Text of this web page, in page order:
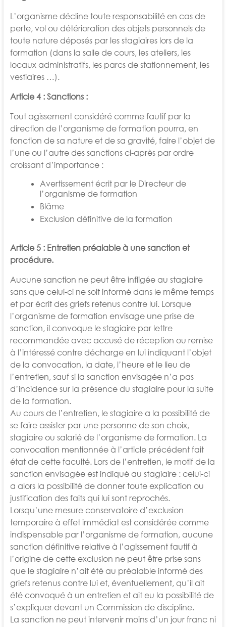
L’organisme décline toute responsabilité en cas de
perte, vol ou détérioration des objets personnels de
toute nature déposés par les stagiaires lors de la
formation (dans la salle de cours, les ateliers, les
locaux administratifs, les parcs de stationnement, les
vestiaires …).
Article 4 : Sanctions :
Tout agissement considéré comme fautif par la
direction de l’organisme de formation pourra, en
fonction de sa nature et de sa gravité, faire l’objet de
l’une ou l’autre des sanctions ci-après par ordre
croissant d’importance :
Avertissement écrit par le Directeur de
l’organisme de formation
Blâme
Exclusion définitive de la formation
Article 5 : Entretien préalable à une sanction et
procédure.
Aucune sanction ne peut être infligée au stagiaire
sans que celui-ci ne soit informé dans le même temps
et par écrit des griefs retenus contre lui. Lorsque
l’organisme de formation envisage une prise de
sanction, il convoque le stagiaire par lettre
recommandée avec accusé de réception ou remise
à l’intéressé contre décharge en lui indiquant l’objet
de la convocation, la date, l’heure et le lieu de
l’entretien, sauf si la sanction envisagée n’a pas
d’incidence sur la présence du stagiaire pour la suite
de la formation.
Au cours de l’entretien, le stagiaire a la possibilité de
se faire assister par une personne de son choix,
stagiaire ou salarié de l’organisme de formation. La
convocation mentionnée à l’article précédent fait
état de cette faculté. Lors de l’entretien, le motif de la
sanction envisagée est indiqué au stagiaire : celui-ci
a alors la possibilité de donner toute explication ou
justification des faits qui lui sont reprochés.
Lorsqu’une mesure conservatoire d’exclusion
temporaire à effet immédiat est considérée comme
indispensable par l’organisme de formation, aucune
sanction définitive relative à l’agissement fautif à
l’origine de cette exclusion ne peut être prise sans
que le stagiaire n’ait été au préalable informé des
griefs retenus contre lui et, éventuellement, qu’il ait
été convoqué à un entretien et ait eu la possibilité de
s’expliquer devant un Commission de discipline.
La sanction ne peut intervenir moins d’un jour franc ni